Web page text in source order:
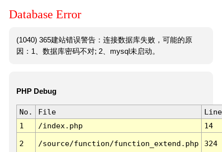
Database Error
(1040) 365建站错误警告：连接数据库失败，可能的原
因：1、数据库密码不对; 2、mysql未启动。
PHP Debug
No. File
Line
1
/index.php 14
2 /source/function/function_extend.php 324